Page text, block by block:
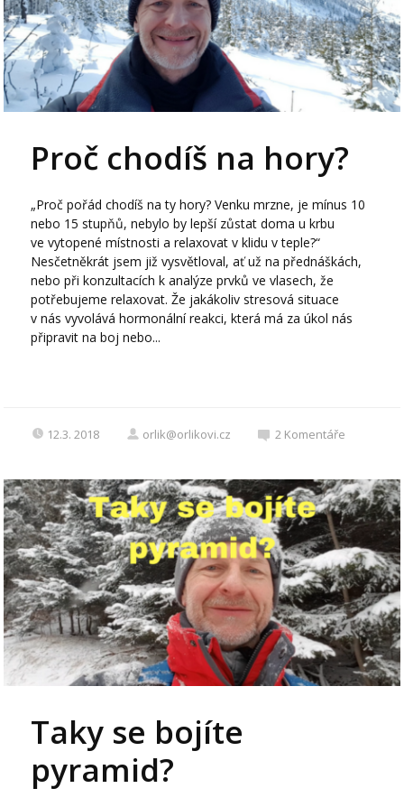
Proč chodíš na hory?
„Proč pořád chodíš na ty hory? Venku mrzne, je mínus 10
nebo 15 stupňů, nebylo by lepší zůstat doma u krbu
ve vytopené místnosti a relaxovat v klidu v teple?“
Nesčetněkrát jsem již vysvětloval, ať už na přednáškách,
nebo při konzultacích k analýze prvků ve vlasech, že
potřebujeme relaxovat. Že jakákoliv stresová situace
v nás vyvolává hormonální reakci, která má za úkol nás
připravit na boj nebo...
12.3. 2018 orlik@orlikovi.cz 2 Komentáře
Taky se bojíte
pyramid?